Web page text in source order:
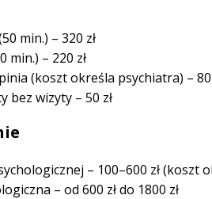
min.) – 320 zł
min.) – 220 zł
(koszt określa psychiatra) – 80
bez wizyty – 50 zł
– 100–600 zł (koszt
– od 600 zł do 1800 zł